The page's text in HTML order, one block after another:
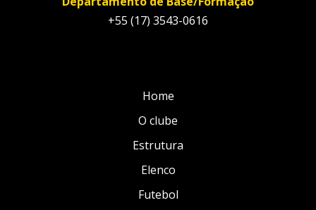
+55 (17) 3543-0616
Home
O clube
Estrutura
Elenco
Futebol